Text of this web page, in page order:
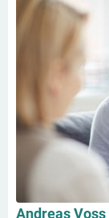
Andreas Voss